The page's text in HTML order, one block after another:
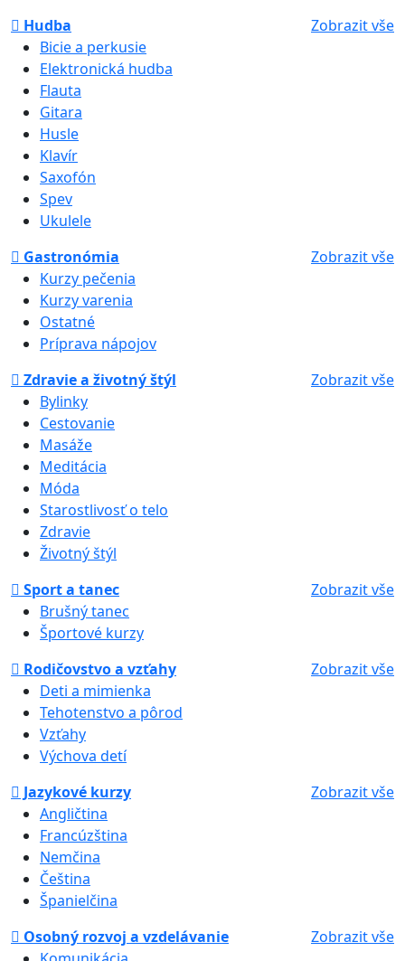
Hudba
Zobrazit vše
Bicie a perkusie
Elektronická hudba
Flauta
Gitara
Husle
Klavír
Saxofón
Spev
Ukulele
Gastronómia
Zobrazit vše
Kurzy pečenia
Kurzy varenia
Ostatné
Príprava nápojov
Zdravie a životný štýl
Zobrazit vše
Bylinky
Cestovanie
Masáže
Meditácia
Móda
Starostlivosť o telo
Zdravie
Životný štýl
Sport a tanec
Zobrazit vše
Brušný tanec
Športové kurzy
Rodičovstvo a vzťahy
Zobrazit vše
Deti a mimienka
Tehotenstvo a pôrod
Vzťahy
Výchova detí
Jazykové kurzy
Zobrazit vše
Angličtina
Francúzština
Nemčina
Čeština
Španielčina
Osobný rozvoj a vzdelávanie
Zobrazit vše